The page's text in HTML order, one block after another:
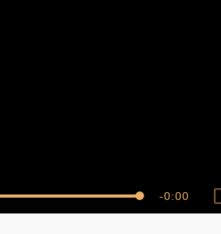
Remaining
-0:00